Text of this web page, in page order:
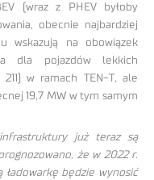
(wraz z PHEV byłoby
obecnie najbardziej
wskazują na obowiązek
dla pojazdów lekkich
w ramach TEN-T, ale
19,7 MW w tym samym
już teraz są
że w 2022 r.
ładowarkę będzie wynosić